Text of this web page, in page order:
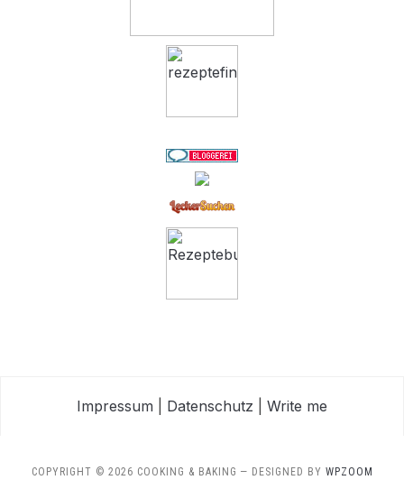
Impressum Datenschutz Write me
COPYRIGHT © 2026 COOKING & BAKING — DESIGNED BY WPZOOM